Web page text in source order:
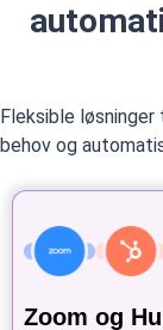
Fleksible
behov og
Zoom og